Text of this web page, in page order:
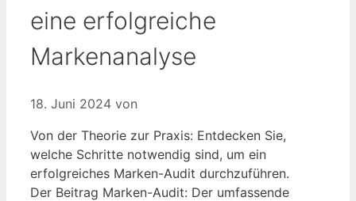
eine erfolgreiche
Markenanalyse
18. Juni 2024 von
Von der Theorie zur Praxis: Entdecken Sie,
welche Schritte notwendig sind, um ein
erfolgreiches Marken-Audit durchzuführen.
Der Beitrag Marken-Audit: Der umfassende